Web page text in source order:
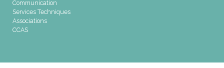
Communication
Services Techniques
Associations
CCAS